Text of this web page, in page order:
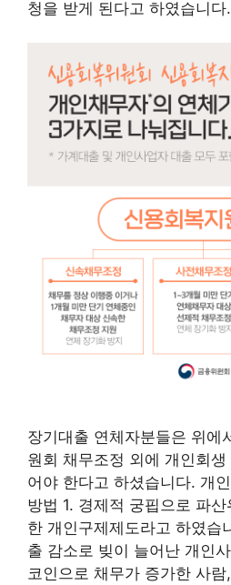
청을 받게 된다고 하였습니다.
장기대출 연체자분들은 위에
원회 채무조정 외에 개인회
어야 한다고 하셨습니다. 개
방법 1. 경제적 궁핍으로 파
한 개인구제제도라고 하였습
출 감소로 빚이 늘어난 개인
코인으로 채무가 증가한 사